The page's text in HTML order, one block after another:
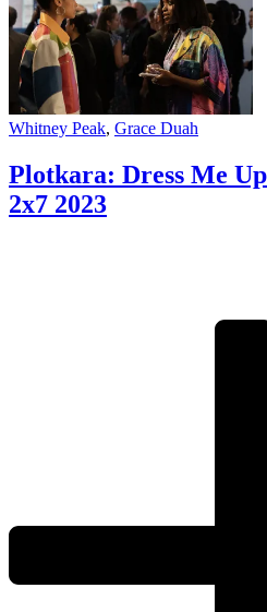
Whitney Peak, Grace Duah
Plotkara: Dress Me
2x7 2023